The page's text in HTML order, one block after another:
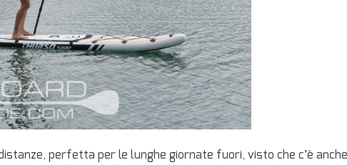
perfetta per le lunghe giornate fuori, visto che c’è anche